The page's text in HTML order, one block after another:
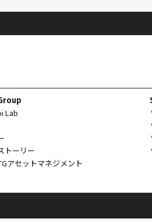
Lab
トーリー
アセットマネジメント